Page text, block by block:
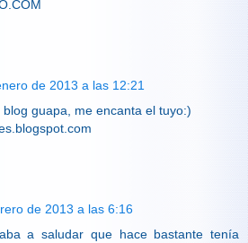
de 2013 a las 12:21
guapa, me encanta el tuyo:)
de 2013 a las 6:16
a saludar que hace bastante tenía